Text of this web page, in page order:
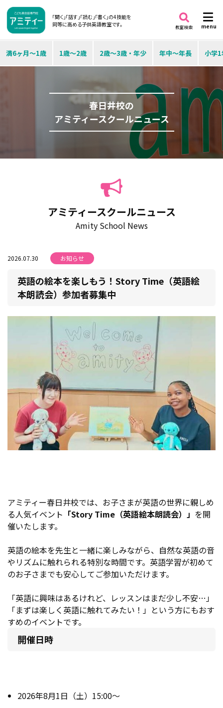
「聞く」「話す」「読む」「書く」の4技能を
同等に高める子供英語教室です。
menu
教室検索
満6ヶ月～1歳 1歳～2歳 2歳～3歳・年少 年中～年長 小学
春日井校の
アミティースクールニュース
アミティースクールニュース
Amity School News
2026.07.30 お知らせ
英語の絵本を楽しもう！Story Time（英語絵
本朗読会）参加者募集中
アミティー春日井校では、お子さまが英語の世界に親しめ
る人気イベント 「Story Time（英語絵本朗読会）」 を開
催いたします。
英語の絵本を先生と一緒に楽しみながら、自然な英語の音
やリズムに触れられる特別な時間です。英語学習が初めて
のお子さまでも安心してご参加いただけます。
「英語に興味はあるけれど、レッスンはまだ少し不安…」
「まずは楽しく英語に触れてみたい！」という方にもおす
すめのイベントです。
開催日時
2026年8月1日（土）15:00～